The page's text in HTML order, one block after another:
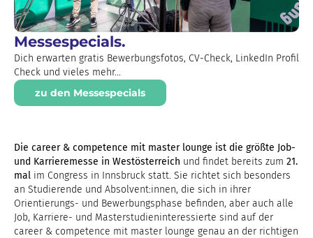
Messespecials.
Dich erwarten gratis Bewerbungsfotos, CV-Check, LinkedIn Profil
Check und vieles mehr...
zu den Messespecials
Die career & competence mit master lounge ist die größte Job-
und Karrieremesse in Westösterreich und findet bereits zum 21.
mal im Congress in Innsbruck statt. Sie richtet sich besonders
an Studierende und Absolvent:innen, die sich in ihrer
Orientierungs- und Bewerbungsphase befinden, aber auch alle
Job, Karriere- und Masterstudieninteressierte sind auf der
career & competence mit master lounge genau an der richtigen